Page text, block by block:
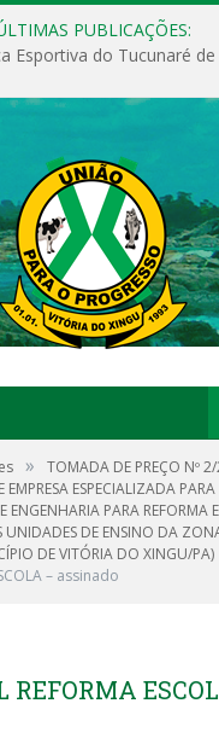
PUBLICAÇÕES:
»
TOMADA DE PREÇO Nº
ESPECIALIZADA
ENGENHARIA PARA REFORMA E
DE ENSINO DA
DE VITÓRIA DO XINGU/PA)
– assinado
REFORMA